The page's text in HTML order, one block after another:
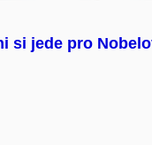
si jede pro